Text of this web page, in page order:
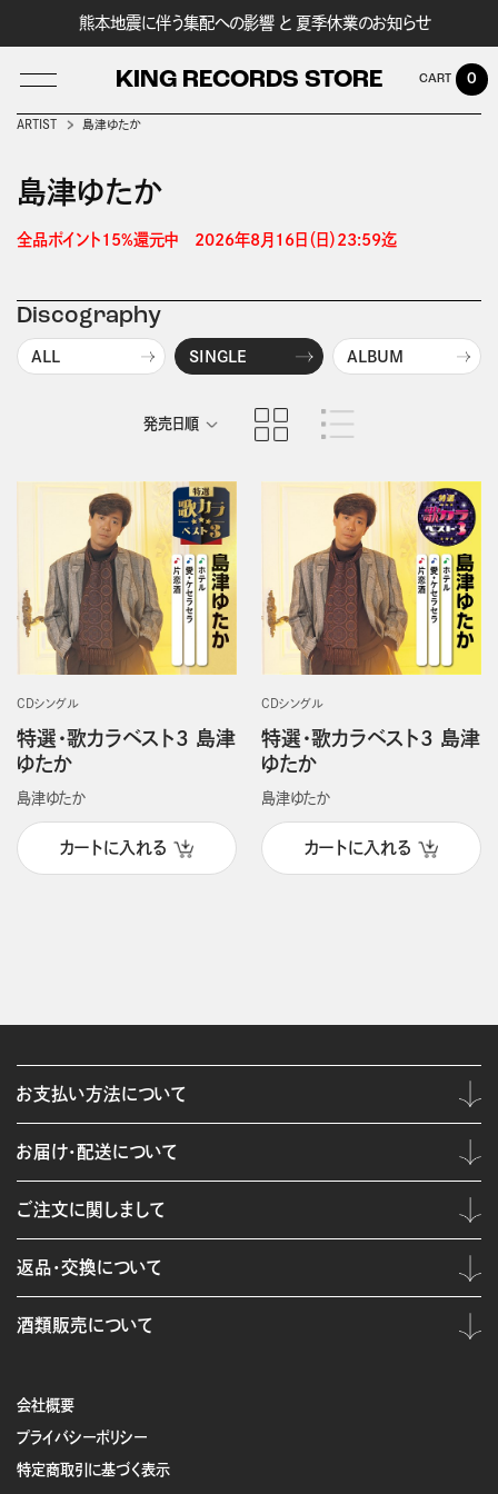
熊本地震に伴う集配への影響 と 夏季休業のお知らせ
KING RECORDS STORE 0
ARTIST 島津ゆたか
島津ゆたか
全品ポイント15%還元中　2026年8月16日（日）23:59迄
Discography
ALL SINGLE ALBUM
発売日順
CDシングル
特選・歌カラベスト3 島津
ゆたか
島津ゆたか
カートに入れる
CDシングル
特選・歌カラベスト3 島津
ゆたか
島津ゆたか
カートに入れる
会社概要
プライバシーポリシー
特定商取引に基づく表示
お支払い方法について
お届け・配送について
ご注文に関しまして
返品・交換について
酒類販売について